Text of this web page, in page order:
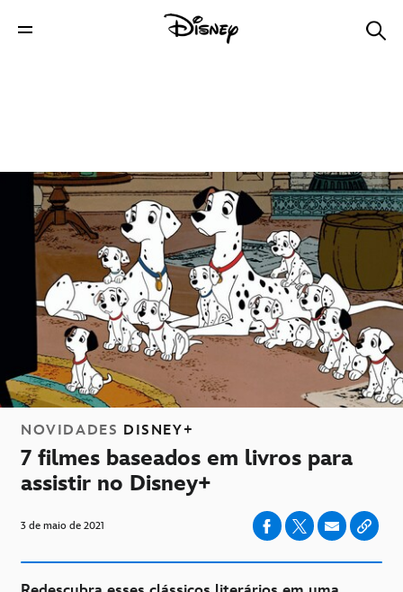
NOVIDADES DISNEY+
7 filmes baseados em livros para
assistir no Disney+
3 de maio de 2021